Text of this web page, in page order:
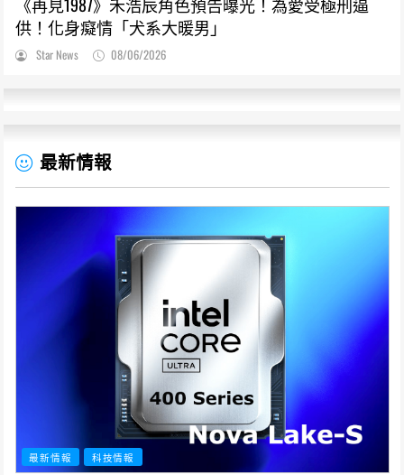
《再見1987》禾浩辰角色預告曝光！為愛受極刑逼
供！化身癡情「犬系大暖男」
Star News 08/06/2026
最新情報
最新情報 科技情報